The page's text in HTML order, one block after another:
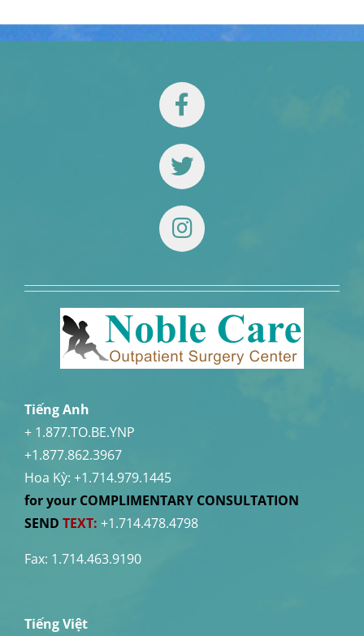
Tiếng Anh
+ 1.877.TO.BE.YNP
+1.877.862.3967
Hoa Kỳ: +1.714.979.1445
for your COMPLIMENTARY CONSULTATION
SEND TEXT: +1.714.478.4798
Fax: 1.714.463.9190
Tiếng Việt